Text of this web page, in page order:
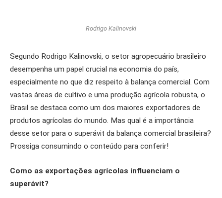
Rodrigo Kalinovski
Segundo Rodrigo Kalinovski, o setor agropecuário brasileiro
desempenha um papel crucial na economia do país,
especialmente no que diz respeito à balança comercial. Com
vastas áreas de cultivo e uma produção agrícola robusta, o
Brasil se destaca como um dos maiores exportadores de
produtos agrícolas do mundo. Mas qual é a importância
desse setor para o superávit da balança comercial brasileira?
Prossiga consumindo o conteúdo para conferir!
Como as exportações agrícolas influenciam o
superávit?